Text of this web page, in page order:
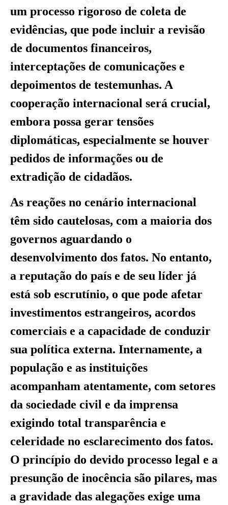
um processo rigoroso de coleta de
evidências, que pode incluir a revisão
de documentos financeiros,
interceptações de comunicações e
depoimentos de testemunhas. A
cooperação internacional será crucial,
embora possa gerar tensões
diplomáticas, especialmente se houver
pedidos de informações ou de
extradição de cidadãos.
As reações no cenário internacional
têm sido cautelosas, com a maioria dos
governos aguardando o
desenvolvimento dos fatos. No entanto,
a reputação do país e de seu líder já
está sob escrutínio, o que pode afetar
investimentos estrangeiros, acordos
comerciais e a capacidade de conduzir
sua política externa. Internamente, a
população e as instituições
acompanham atentamente, com setores
da sociedade civil e da imprensa
exigindo total transparência e
celeridade no esclarecimento dos fatos.
O princípio do devido processo legal e a
presunção de inocência são pilares, mas
a gravidade das alegações exige uma